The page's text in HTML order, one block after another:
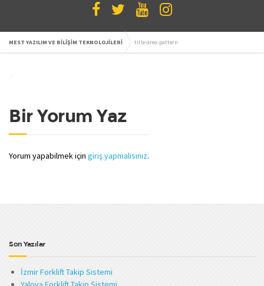
MEST YAZILIM VE BİLİŞİM TEKNOLOJİLERİ title-area-pattern
Bir Yorum Yaz
Yorum yapabilmek için giriş yapmalısınız.
Son Yazılar
İzmir Forklift Takip Sistemi